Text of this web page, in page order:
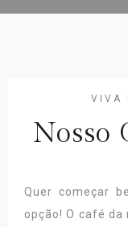
VIVA
Nosso
Quer começar
opção! O café da